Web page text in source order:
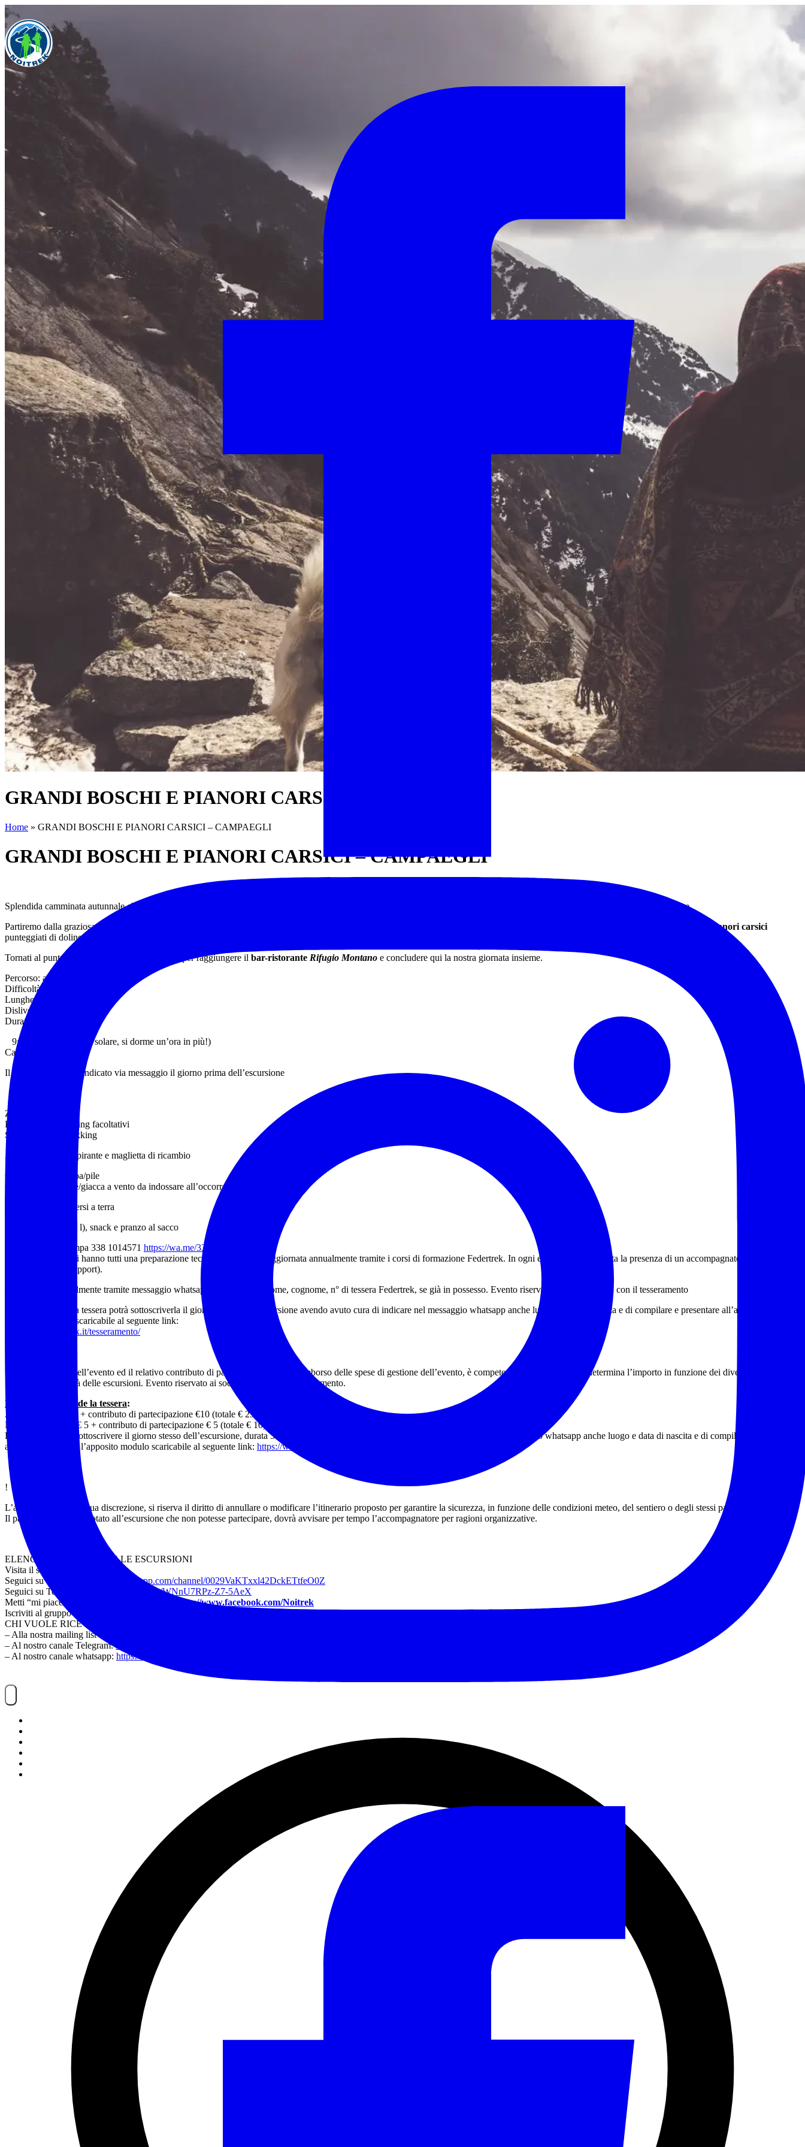
GRANDI BOSCHI E PIANORI CARSICI – CAMPAEGLI
Home » GRANDI BOSCHI E PIANORI CARSICI – CAMPAEGLI
GRANDI BOSCHI E PIANORI CARSICI – CAMPAEGLI
Splendida camminata autunnale che ci farà apprezzare il
tra i boschi e i paesaggi montani vestiti ancora dei caldi colori della stagione.
Partiremo dalla graziosa località di
selvaggi pianori carsici
punteggiati di doline e inghiottitoi, tipici della zona, come
Tornati al punto di partenza, potremo spostarci per raggiungere il bar-ristorante Rifugio Montano e concludere qui la nostra giornata insieme.
Percorso: anello
Difficoltà: E
Lunghezza: 11 km
Dislivello: 280 m
Durata: 5h circa + soste
9:45 (passaggio a ora solare, si dorme un’ora in più!)
Campaegli (RM)
Il punto esatto verrà indicato via messaggio il giorno prima dell’escursione
Zaino 20/30l
Bastoncini da trekking facoltativi
Scarponcino da trekking
Abbigliamento traspirante e maglietta di ricambio
Capo più caldo felpa/pile
Capo impermeabile/giacca a vento da indossare all’occorrenza
Telo/stuoia per sedersi a terra
Acqua (almeno 1,5 l), snack e pranzo al sacco
AEV Agnese Svampa 338 1014571 https://wa.me/3381014571
Gli accompagnatori hanno tutti una preparazione tecnica adeguata ed aggiornata annualmente tramite i corsi di formazione Federtrek. In ogni escursione è garantita la presenza di un accompagnatore certificato
BLS (Base Life Support).
– Contatti preferibilmente tramite messaggio whatsapp comunicando nome, cognome, n° di tessera Federtrek, se già in possesso. Evento riservato ai soci in regola con il tesseramento
Chi non possiede la tessera potrà sottoscriverla il giorno stesso dell’escursione avendo avuto cura di indicare nel messaggio whatsapp anche luogo e data di nascita e di compilare e presentare all’accompagnatore
l’apposito modulo scaricabile al seguente link:
https://www.noitrek.it/tesseramento/
L’organizzazione dell’evento ed il relativo contributo di partecipazione, quale rimborso delle spese di gestione dell’evento, è competenza dell’AEV che ne determina l’importo in funzione dei diversi livelli di
impegno e difficoltà delle escursioni. Evento riservato ai soci in regola con il tesseramento.
Per chi non possiede la tessera:
Adulti: tessera € 15 + contributo di partecipazione €10 (totale € 25)
Minorenni: tessera € 5 + contributo di partecipazione € 5 (totale € 10)
La tessera si potrà sottoscrivere il giorno stesso dell’escursione, durata 365 gg dalla sottoscrizione, avendo avuto cura di indicare nel messaggio whatsapp anche luogo e data di nascita e di compilare e presentare
all’accompagnatore l’apposito modulo scaricabile al seguente link: https://www.noitrek.it/tesseramento/
!
L’accompagnatore, a sua discrezione, si riserva il diritto di annullare o modificare l’itinerario proposto per garantire la sicurezza, in funzione delle condizioni meteo, del sentiero o degli stessi partecipanti.
Il partecipante già prenotato all’escursione che non potesse partecipare, dovrà avvisare per tempo l’accompagnatore per ragioni organizzative.
ELENCO COMPLETO DELLE ESCURSIONI
Visita il sito:
Seguici su WhatsApp:
https://whatsapp.com/channel/0029VaKTxxl42DckETtfeO0Z
Seguici su Telegram:
https://t.me/joinchat/WNnU7RPz-Z7-5AeX
Metti “mi piace” alla nostra pagina ufficiale:
https://www.facebook.com/Noitrek
Iscriviti al gruppo della nostra comunità:
https://www.facebook.com/groups/467008183834051/
CHI VUOLE RICEVERE LA NOSTRA NEWSLETTER PUÒ ISCRIVERSI:
– Alla nostra mailing list tramite questo link:
– Al nostro canale Telegram:https://t.me/joinchat/WNnU7RPz-Z7-5AeX
– Al nostro canale whatsapp: https://whatsapp.com/channel/0029VaKTxxl42DckETtfeO0Z